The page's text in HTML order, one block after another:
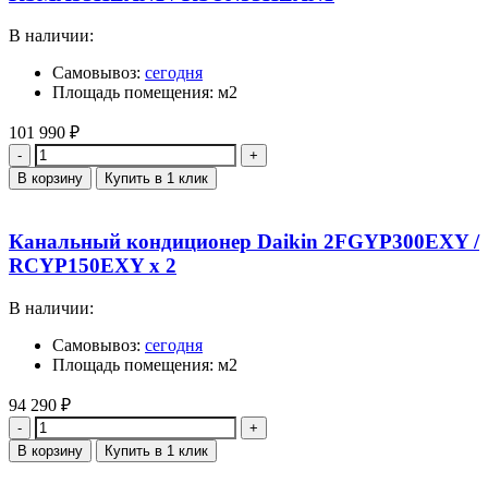
В наличии:
Самовывоз: сегодня
Площадь помещения: м2
101 990 ₽
Количество
В корзину Купить в 1 клик
Канальный кондиционер Daikin 2FGYP300EXY /
RCYP150EXY x 2
В наличии:
Самовывоз: сегодня
Площадь помещения: м2
94 290 ₽
Количество
В корзину Купить в 1 клик